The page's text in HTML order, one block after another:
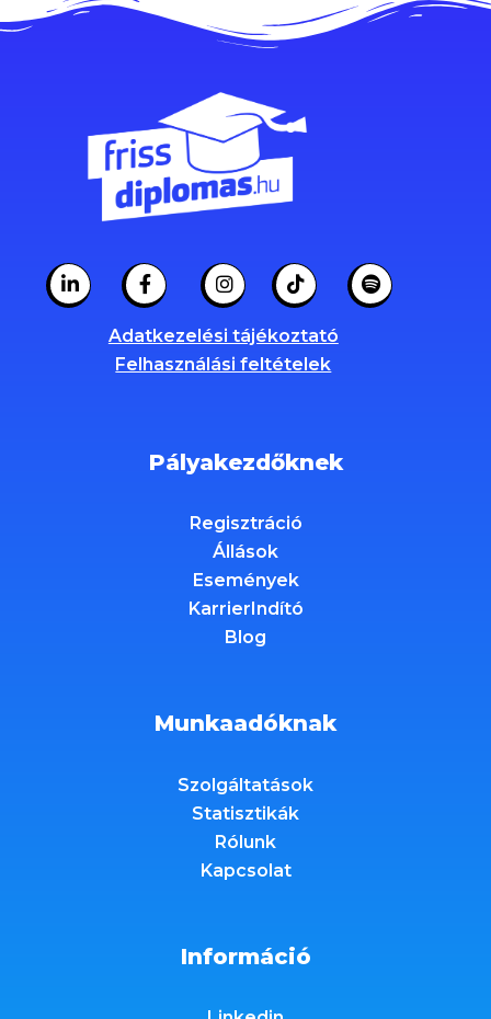
Adatkezelési tájékoztató
Felhasználási feltételek
Pályakezdőknek
Regisztráció
Állások
Események
KarrierIndító
Blog
Munkaadóknak
Szolgáltatások
Statisztikák
Rólunk
Kapcsolat
Információ